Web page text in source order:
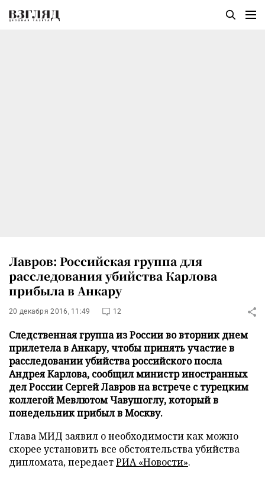
Лавров: Российская группа для
расследования убийства Карлова
прибыла в Анкару
20 декабря 2016, 11:49 12
Следственная группа из России во вторник днем
прилетела в Анкару, чтобы принять участие в
расследовании убийства российского посла
Андрея Карлова, сообщил министр иностранных
дел России Сергей Лавров на встрече с турецким
коллегой Мевлютом Чавушоглу, который в
понедельник прибыл в Москву.
Глава МИД заявил о необходимости как можно
скорее установить все обстоятельства убийства
дипломата, передаетРИА «Новости».